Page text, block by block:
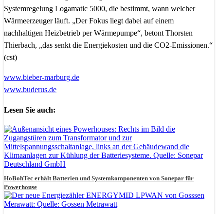
Systemregelung Logamatic 5000, die bestimmt, wann welcher
Wärmeerzeuger läuft. „Der Fokus liegt dabei auf einem
nachhaltigen Heizbetrieb per Wärmepumpe“, betont Thorsten
Thierbach, „das senkt die Energiekosten und die CO2-Emissionen.“
(cst)
www.bieber-marburg.de
www.buderus.de
Lesen Sie auch:
HoBohTec erhält Batterien und Systemkomponenten von Sonepar für
Powerhouse